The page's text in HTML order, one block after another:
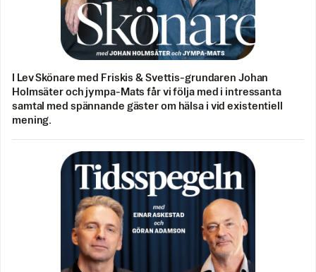
I Lev Skönare med Friskis & Svettis-grundaren Johan
Holmsäter och jympa-Mats får vi följa med i intressanta
samtal med spännande gäster om hälsa i vid existentiell
mening.